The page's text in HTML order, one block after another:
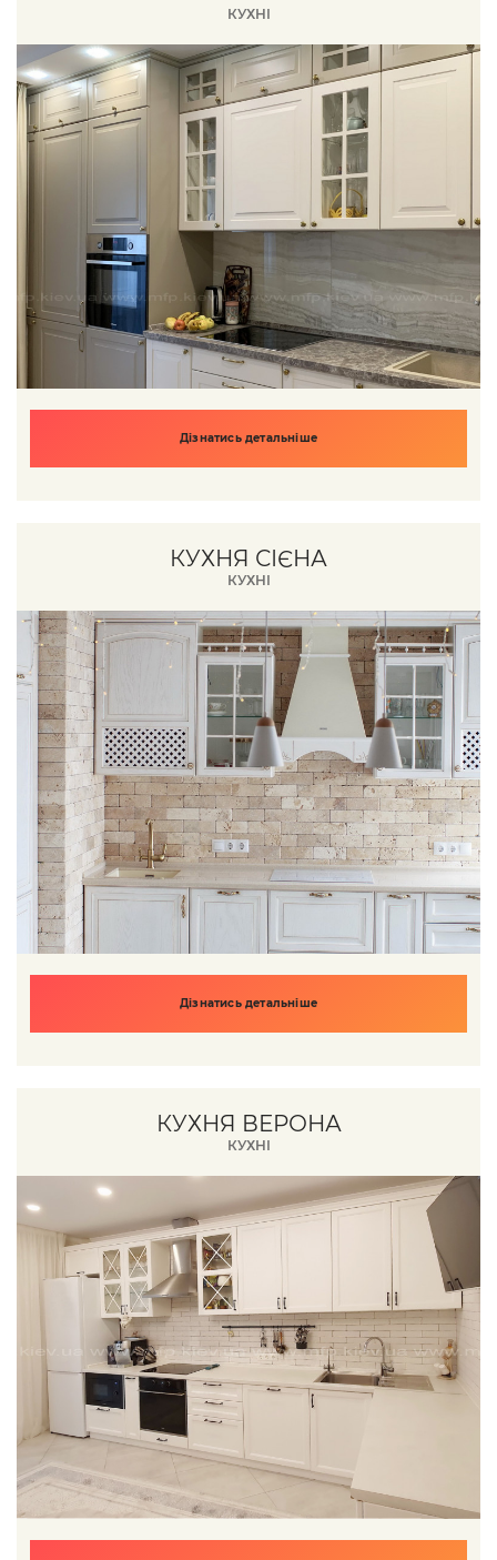
КУХНІ
Дізнатись детальніше
КУХНЯ СІЄНА
КУХНІ
Дізнатись детальніше
КУХНЯ ВЕРОНА
КУХНІ